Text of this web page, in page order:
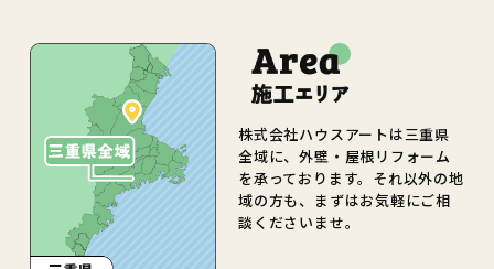
株式会社ハウスアートは三重県
全域に、外壁・屋根リフォーム
を承っております。それ以外の地
域の方も、まずはお気軽にご相
談くださいませ。